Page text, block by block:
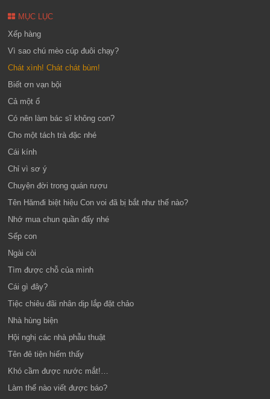
MỤC LỤC
Xếp hàng
Vì sao chú mèo cúp đuôi chạy?
Chát xình! Chát chát bùm!
Biết ơn vạn bội
Cả một ổ
Có nên làm bác sĩ không con?
Cho một tách trà đặc nhé
Cái kính
Chỉ vì sơ ý
Chuyện đời trong quán rượu
Tên Hămđi biệt hiệu Con voi đã bị bắt như thế nào?
Nhớ mua chun quần đấy nhé
Sếp con
Ngài còi
Tìm được chỗ của mình
Cái gì đây?
Tiệc chiêu đãi nhân dịp lắp đặt chảo
Nhà hùng biện
Hội nghị các nhà phẫu thuật
Tên đê tiện hiếm thấy
Khó cầm được nước mắt!…
Làm thế nào viết được báo?